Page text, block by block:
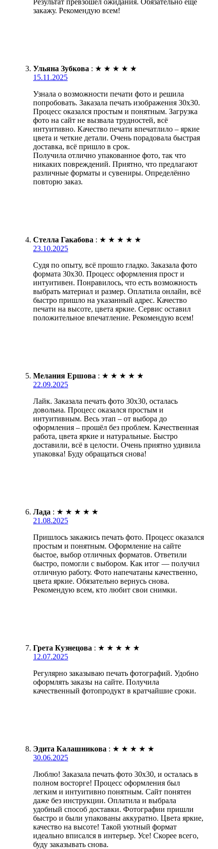
закажу. Рекомендую всем!
Ульяна Зубкова : ★ ★ ★ ★ ★
15.11.2025
Узнала о возможности печати фото и решила
попробовать. Заказала печать изображения 30х30.
Процесс оказался простым и понятным. Загрузка
фото на сайт не вызвала трудностей, всё
интуитивно. Качество печати впечатлило – яркие
цвета и четкие детали. Очень порадовала быстрая
доставка, всё пришло в срок.
Получила отлично упакованное фото, так что
никаких повреждений. Приятно, что предлагают
различные форматы и сувениры. Определённо
повторю заказ.
Стелла Гакабова : ★ ★ ★ ★ ★
23.10.2025
Судя по опыту, всё прошло гладко. Заказала фото
формата 30х30. Процесс оформления прост и
интуитивен. Понравилось, что есть возможность
выбрать материал и размер. Оплатила онлайн, всё
быстро пришло на указанный адрес. Качество
печати на высоте, цвета яркие. Сервис оставил
положительное впечатление. Рекомендую всем!
Мелания Ершова : ★ ★ ★ ★ ★
22.09.2025
Лайк. Заказала печать фото 30х30, осталась
довольна. Процесс оказался простым и
интуитивным. Весь этап – от выбора до
оформления – прошёл без проблем. Качественная
работа, цвета яркие и натуральные. Быстро
доставили, всё в целости. Очень приятно удивила
упаковка! Буду обращаться снова!
Лада : ★ ★ ★ ★ ★
21.08.2025
Пришлось закажись печать фото. Процесс оказался
простым и понятным. Оформление на сайте
быстое, выбор отличных форматов. Ответили
быстро, помогли с выбором. Как итог — получил
отличную работу. Фото напечатаны качественно,
цвета яркие. Обязательно вернусь снова.
Рекомендую всем, кто любит свои снимки.
Грета Кузнецова : ★ ★ ★ ★ ★
12.07.2025
Регулярно заказываю печать фотографий. Удобно
оформлять заказы на сайте. Получила
качественный фотопродукт в кратчайшие сроки.
Эдита Калашникова : ★ ★ ★ ★ ★
30.06.2025
Люблю! Заказала печать фото 30х30, и осталась в
полном восторге! Процесс оформления был
легким и интуитивно понятным. Сайт понятен
даже без инструкции. Оплатила и выбрала
удобный способ доставки. Фотографии пришли
быстро и были упакованы аккуратно. Цвета яркие,
качество на высоте! Такой уютный формат
идеально вписался в интерьер. Усе! Скорее всего,
буду заказывать снова.